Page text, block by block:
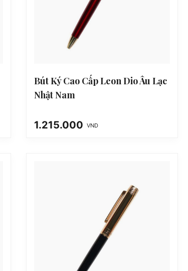
Bút Ký Cao Cấp Leon Dio Âu Lạc
Nhật Nam
1.215.000 VND